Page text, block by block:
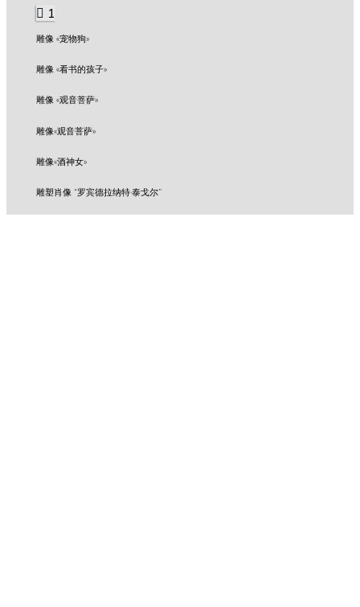
1
雕像 «宠物狗»
雕像 «看书的孩子»
雕像 «观音菩萨»
雕像«观音菩萨»
雕像«酒神女»
雕塑肖像 “罗宾德拉纳特·泰戈尔”